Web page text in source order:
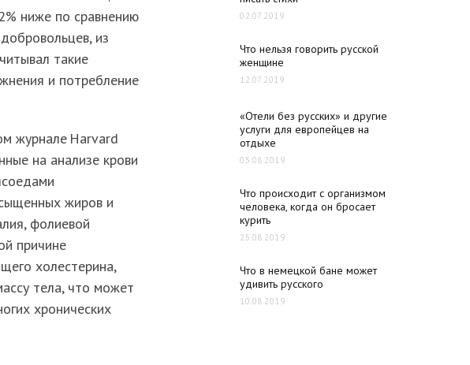
ниже по сравнению
из
такие
и потребление
журнале Harvard
на анализе крови
жиров и
фолиевой
причине
холестерина,
тела, что может
хронических
02.07.2019
Что нельзя говорить русской
женщине
12.07.2019
«Отели без русских» и другие
услуги для европейцев на
отдыхе
05.08.2019
Что происходит с организмом
человека, когда он бросает
курить
25.08.2019
Что в немецкой бане может
удивить русского
10.08.2019